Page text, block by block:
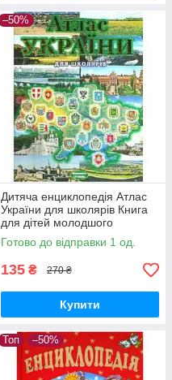
–50%
Дитяча енциклопедія Атлас
України для школярів Книга
для дітей молодшого
шкільного віку Промінь
Готово до відправки 1 од.
135 ₴ 270 ₴
Купити
Топ –50%